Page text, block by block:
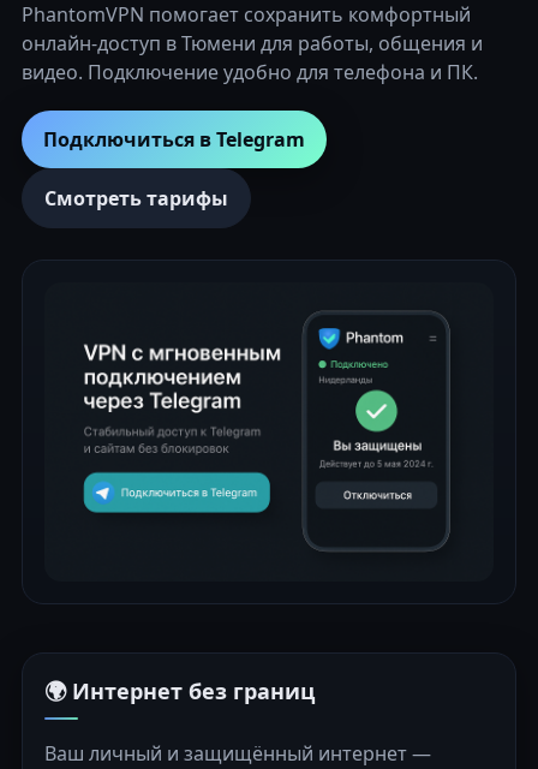
PhantomVPN помогает сохранить комфортный
онлайн-доступ в Тюмени для работы, общения и
видео. Подключение удобно для телефона и ПК.
Подключиться в Telegram
Смотреть тарифы
🌍 Интернет без границ
Ваш личный и защищённый интернет —